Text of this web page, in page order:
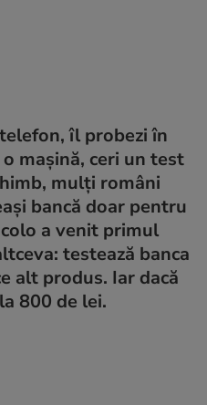
îl probezi în
mașină, ceri un test
mulți români
bancă doar pentru
a venit primul
testează banca
alt produs. Iar dacă
800 de lei.